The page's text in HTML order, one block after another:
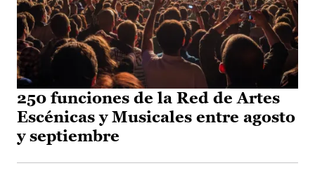
250 funciones de la Red de Artes
Escénicas y Musicales entre agosto
y septiembre